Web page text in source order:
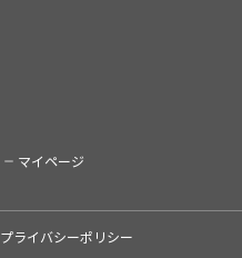
マイページ
プライバシーポリシー